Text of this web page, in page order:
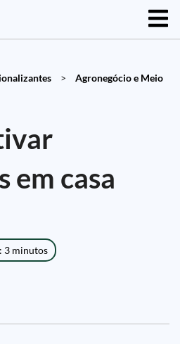
>
Agronegócio e Meio
em casa
3 minutos